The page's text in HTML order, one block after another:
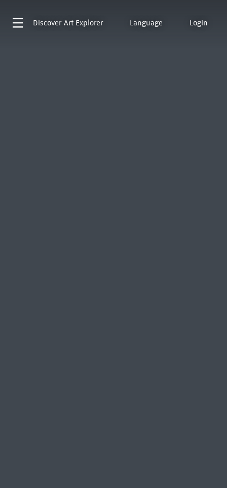
Discover Art Explorer Language Login